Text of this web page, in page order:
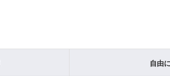
自由